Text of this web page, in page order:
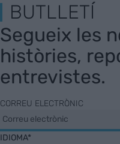
BUTLLETÍ
Segueix les
històries,
entrevistes.
CORREU ELECTRÒNIC
IDIOMA*